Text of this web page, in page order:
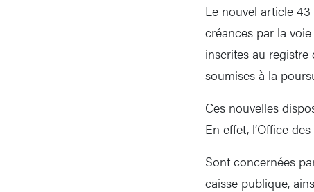
Le nouvel article
créances par la
inscrites au
soumises à la
Ces nouvelles
En effet, l’Office
Sont concernées
caisse publique,